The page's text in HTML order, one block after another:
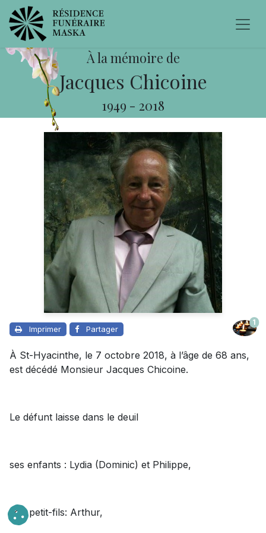
À la mémoire de
Jacques Chicoine
1949 - 2018
Imprimer Partager
1
À St-Hyacinthe, le 7 octobre 2018, à l’âge de 68 ans,
est décédé Monsieur Jacques Chicoine.
Le défunt laisse dans le deuil
ses enfants : Lydia (Dominic) et Philippe,
son petit-fils: Arthur,